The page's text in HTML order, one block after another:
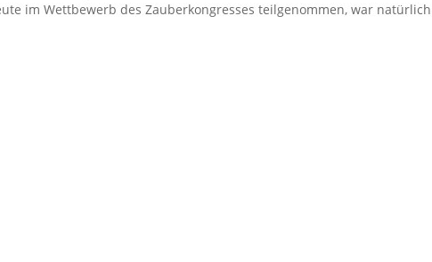
im Wettbewerb des Zauberkongresses teilgenommen, war